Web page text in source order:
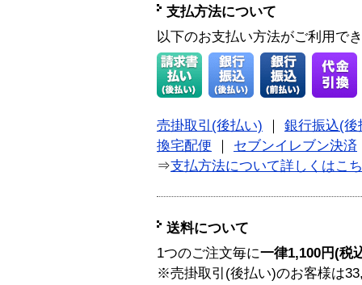
支払方法について
以下のお支払い方法がご利用で
売掛取引(後払い)
銀行振込(後
換宅配便
セブンイレブン決済
⇒支払方法について詳しくはこ
送料について
1つのご注文毎に一律1,100円(税
※売掛取引(後払い)のお客様は